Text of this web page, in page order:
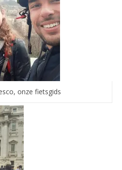
onze fietsgids